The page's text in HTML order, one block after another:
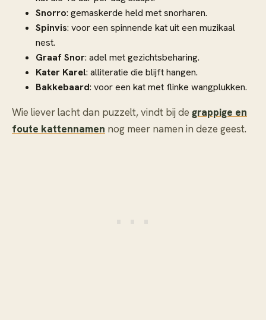
Snorro: gemaskerde held met snorharen.
Spinvis: voor een spinnende kat uit een muzikaal
nest.
Graaf Snor: adel met gezichtsbeharing.
Kater Karel: alliteratie die blijft hangen.
Bakkebaard: voor een kat met flinke wangplukken.
Wie liever lacht dan puzzelt, vindt bij de grappige en
foute kattennamen nog meer namen in deze geest.